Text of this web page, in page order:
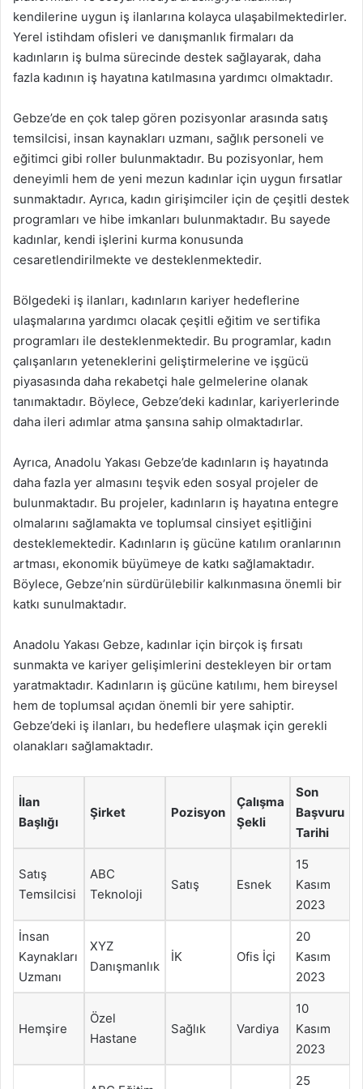
kendilerine uygun iş ilanlarına kolayca ulaşabilmektedirler.
Yerel istihdam ofisleri ve danışmanlık firmaları da
kadınların iş bulma sürecinde destek sağlayarak, daha
fazla kadının iş hayatına katılmasına yardımcı olmaktadır.
Gebze’de en çok talep gören pozisyonlar arasında satış
temsilcisi, insan kaynakları uzmanı, sağlık personeli ve
eğitimci gibi roller bulunmaktadır. Bu pozisyonlar, hem
deneyimli hem de yeni mezun kadınlar için uygun fırsatlar
sunmaktadır. Ayrıca, kadın girişimciler için de çeşitli destek
programları ve hibe imkanları bulunmaktadır. Bu sayede
kadınlar, kendi işlerini kurma konusunda
cesaretlendirilmekte ve desteklenmektedir.
Bölgedeki iş ilanları, kadınların kariyer hedeflerine
ulaşmalarına yardımcı olacak çeşitli eğitim ve sertifika
programları ile desteklenmektedir. Bu programlar, kadın
çalışanların yeteneklerini geliştirmelerine ve işgücü
piyasasında daha rekabetçi hale gelmelerine olanak
tanımaktadır. Böylece, Gebze’deki kadınlar, kariyerlerinde
daha ileri adımlar atma şansına sahip olmaktadırlar.
Ayrıca, Anadolu Yakası Gebze’de kadınların iş hayatında
daha fazla yer almasını teşvik eden sosyal projeler de
bulunmaktadır. Bu projeler, kadınların iş hayatına entegre
olmalarını sağlamakta ve toplumsal cinsiyet eşitliğini
desteklemektedir. Kadınların iş gücüne katılım oranlarının
artması, ekonomik büyümeye de katkı sağlamaktadır.
Böylece, Gebze’nin sürdürülebilir kalkınmasına önemli bir
katkı sunulmaktadır.
Anadolu Yakası Gebze, kadınlar için birçok iş fırsatı
sunmakta ve kariyer gelişimlerini destekleyen bir ortam
yaratmaktadır. Kadınların iş gücüne katılımı, hem bireysel
hem de toplumsal açıdan önemli bir yere sahiptir.
Gebze’deki iş ilanları, bu hedeflere ulaşmak için gerekli
olanakları sağlamaktadır.
İlan
Başlığı
Şirket Pozisyon
Çalışma
Şekli
Son
Başvuru
Tarihi
Satış
Temsilcisi
ABC
Teknoloji
Satış Esnek
15
Kasım
2023
İnsan
Kaynakları
Uzmanı
XYZ
Danışmanlık
İK Ofis İçi
20
Kasım
2023
Hemşire
Özel
Hastane
Sağlık Vardiya
10
Kasım
2023
25